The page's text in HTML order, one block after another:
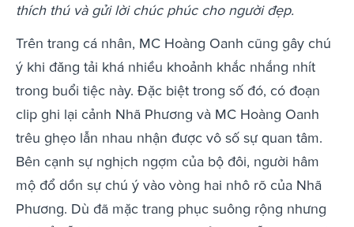
thích thú và gửi lời chúc phúc cho người đẹp.
Trên trang cá nhân, MC Hoàng Oanh cũng gây chú
ý khi đăng tải khá nhiều khoảnh khắc nhắng nhít
trong buổi tiệc này. Đặc biệt trong số đó, có đoạn
clip ghi lại cảnh Nhã Phương và MC Hoàng Oanh
trêu ghẹo lẫn nhau nhận được vô số sự quan tâm.
Bên cạnh sự nghịch ngợm của bộ đôi, người hâm
mộ đổ dồn sự chú ý vào vòng hai nhô rõ của Nhã
Phương. Dù đã mặc trang phục suông rộng nhưng